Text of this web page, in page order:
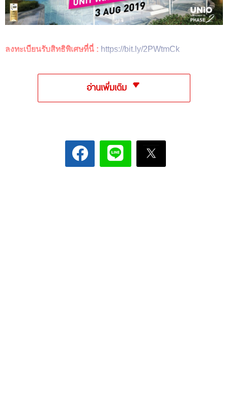
ลงทะเบียนรับสิทธิพิเศษที่นี่ : https://bit.ly/2PWtmCk
อ่านเพิ่มเติม